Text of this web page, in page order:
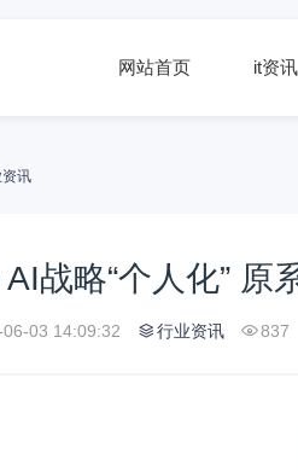
网站首页 it资讯
讯
战略“个人化”
06-03 14:09:32 行业资讯 837